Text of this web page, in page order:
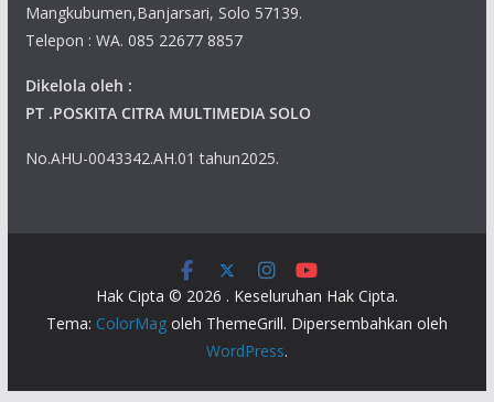
Mangkubumen,Banjarsari, Solo 57139.
Telepon : WA. 085 22677 8857
Dikelola oleh :
PT .POSKITA CITRA MULTIMEDIA SOLO
No.AHU-0043342.AH.01 tahun2025.
Hak Cipta © 2026 . Keseluruhan Hak Cipta.
Tema: ColorMagoleh ThemeGrill. Dipersembahkan oleh
WordPress.